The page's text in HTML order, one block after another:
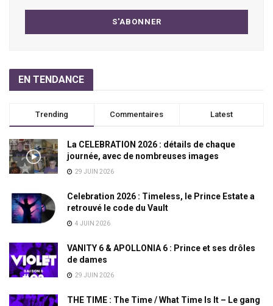
EN TENDANCE
Trending Commentaires Latest
La CELEBRATION 2026 : détails de chaque
journée, avec de nombreuses images
29 JUIN 2026
Celebration 2026 : Timeless, le Prince Estate a
retrouvé le code du Vault
4 JUIN 2026
VANITY 6 & APOLLONIA 6 : Prince et ses drôles
de dames
29 JUIN 2026
THE TIME : The Time / What Time Is It – Le gang